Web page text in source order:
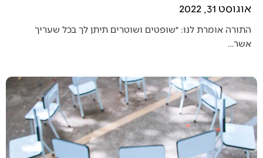
אוגוסט 31, 2022
התורה אומרת לנו: ״שופטים ושוטרים תיתן לך בכל שעריך
אשר…